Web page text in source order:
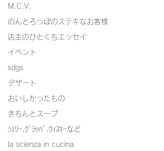
M.C.V.
のんとろっぽのステキなお客様
店主のひとくちエッセイ
イベント
sdgs
デザート
おいしかったもの
きちんとスープ
ｼｪﾘｰ,ｸﾞﾗｯﾊﾟ,ｳｨｽｷｰなど
la scienza in cucina